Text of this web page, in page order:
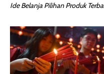
Ide Belanja Pilihan Produk